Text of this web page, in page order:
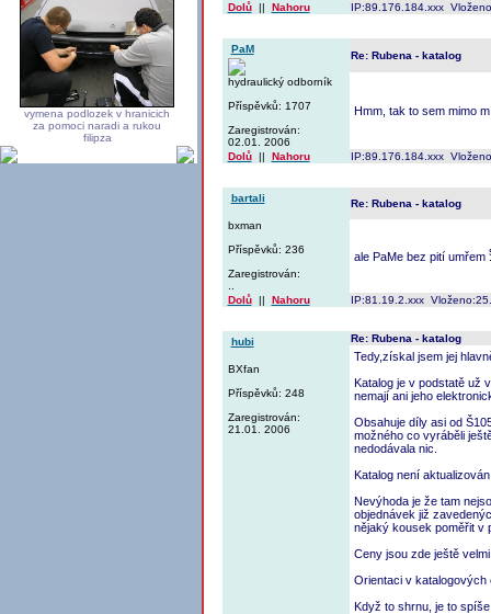
vymena podlozek v hranicich
za pomoci naradi a rukou
filipza
Dolů|| Nahoru IP:89.176.184.xxx
PaM
hydraulický odborník
Příspěvků: 1707
Zaregistrován:
02.01. 2006
Re: Rubena - katalog
Hmm, tak to sem mimo
Dolů|| Nahoru IP:89.176.184.xxx
bartali
bxman
Příspěvků: 236
Zaregistrován:
Re: Rubena - katalog
ale PaMe bez pití umřem
Dolů|| Nahoru IP:81.19.2.xxx
hubi
BXfan
Příspěvků: 248
Zaregistrován:
21.01. 2006
Re: Rubena - katalog
Tedy,získal jsem jej
Katalog je v podstatě už
nemají ani jeho
Obsahuje díly asi od
možného co vyráběli
nedodávala nic.
Katalog není
Nevýhoda je že tam
objednávek již
nějaký kousek poměřit v
Ceny jsou zde ještě
Orientaci v katalogových
Když to shrnu, je to